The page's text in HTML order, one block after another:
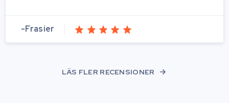
-Frasier
LÄS FLER RECENSIONER